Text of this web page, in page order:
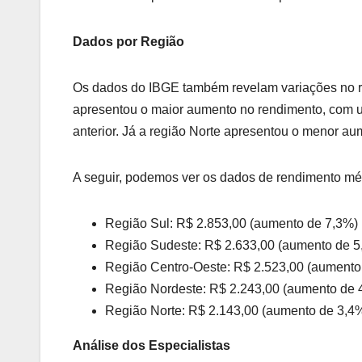
Dados por Região
Os dados do IBGE também revelam variações
apresentou o maior aumento no rendimento,
anterior. Já a região Norte apresentou o menor
A seguir, podemos ver os dados de rendimento
Região Sul: R$ 2.853,00 (aumento de 7,3%)
Região Sudeste: R$ 2.633,00 (aumento de
Região Centro-Oeste: R$ 2.523,00
Região Nordeste: R$ 2.243,00 (aumento de
Região Norte: R$ 2.143,00 (aumento de
Análise dos Especialistas